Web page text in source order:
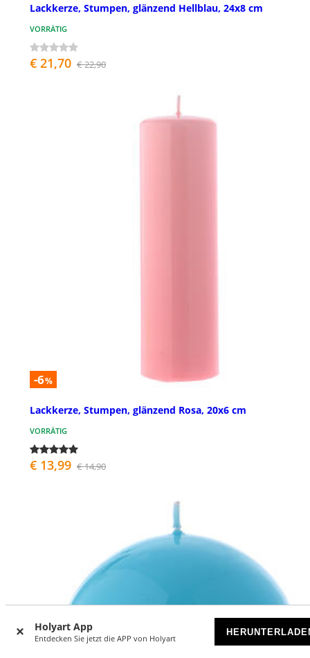
Holyart App
Entdecken Sie jetzt die APP von Holyart
Lackkerze, Stumpen, glänzend Hellblau, 24x8 cm
VORRÄTIG
€ 21,70 € 22,90
-6%
Lackkerze, Stumpen, glänzend Rosa, 20x6 cm
VORRÄTIG
€ 13,99 € 14,90